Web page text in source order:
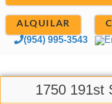
ALQUILAR
(954) 995-3543
1750 191st